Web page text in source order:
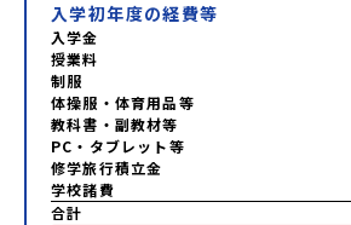
入学初年度の経費等
入学金
授業料
制服
体操服・体育用品等
教科書・副教材等
PC・タブレット等
修学旅行積立金
学校諸費
合計